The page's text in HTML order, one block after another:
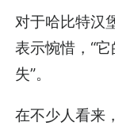
对于哈比特汉
表示惋惜，“
失”。
在不少人看来